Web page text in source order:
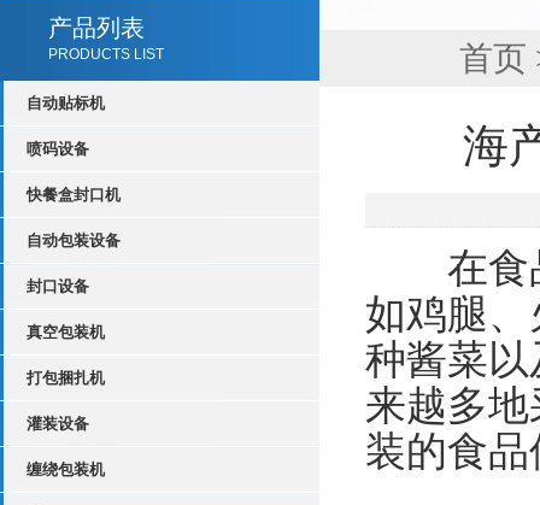
产品列表
PRODUCTS LIST
自动贴标机
喷码设备
快餐盒封口机
自动包装设备
封口设备
真空包装机
打包捆扎机
灌装设备
缠绕包装机
首页
海
在食品
如鸡腿
种酱菜
来越多
装的食